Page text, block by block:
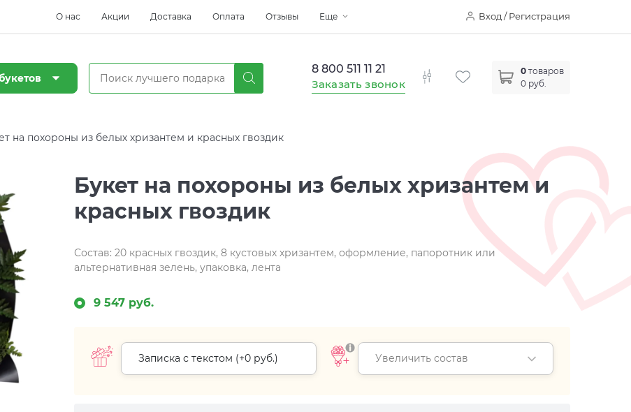
Вход / Регистрация
О нас Акции Доставка Оплата Отзывы Еще
0 товаров
0 руб.
8 800 511 11 21
Заказать звонок
на похороны из белых хризантем и красных гвоздик
Букет на похороны из белых хризантем и
красных гвоздик
Состав: 20 красных гвоздик, 8 кустовых хризантем, оформление, папоротник или
альтернативная зелень, упаковка, лента
9 547 руб.
Записка с текстом (+0 руб.) Увеличить состав